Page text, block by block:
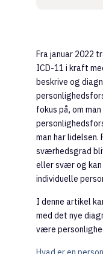
Fra januar 2022
ICD-11 i kraft
beskrive og
fokus på, om
man har
sværhedsgrad
eller svær og kan
individuelle
I denne artikel
med det nye
være